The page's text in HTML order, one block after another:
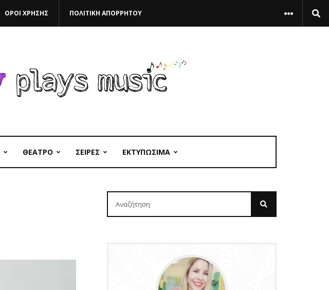
ΟΡΟΙ ΧΡΗΣΗΣ ΠΟΛΙΤΙΚΗ ΑΠΟΡΡΗΤΟΥ
ΘΕΑΤΡΟ ΣΕΙΡΕΣ ΕΚΤΥΠΩΣΙΜΑ